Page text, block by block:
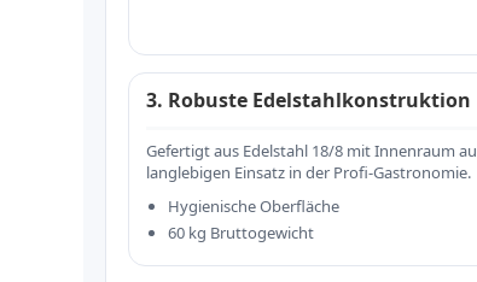
3. Robuste Edelstahlkonstruktion
Gefertigt aus Edelstahl 18/8 mit Innenraum
langlebigen Einsatz in der Profi-Gastronomie.
Hygienische Oberfläche
60 kg Bruttogewicht